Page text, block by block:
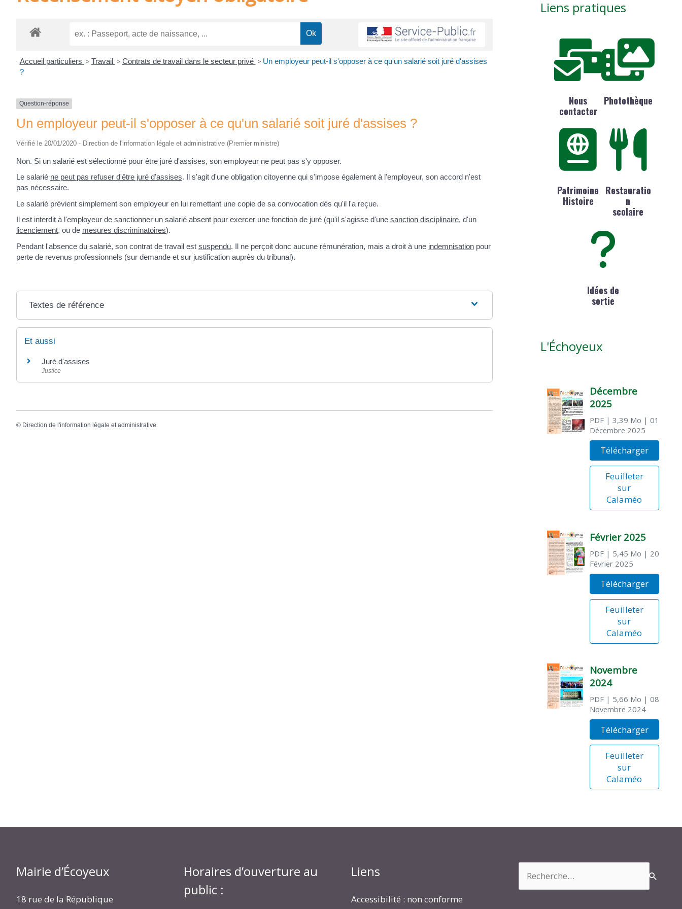
Accueil particuliers > Travail > Contrats de travail dans le secteur privé > Un employeur peut-il s'opposer à ce qu'un salarié soit juré d'assises
?
Question-réponse
Un employeur peut-il s'opposer à ce qu'un salarié soit juré d'assises ?
Vérifié le 20/01/2020 - Direction de l'information légale et administrative (Premier ministre)
Non. Si un salarié est sélectionné pour être juré d'assises, son employeur ne peut pas s'y opposer.
Le salarié ne peut pas refuser d'être juré d'assises. Il s'agit d'une obligation citoyenne qui s'impose également à l'employeur, son accord n'est
pas nécessaire.
Le salarié prévient simplement son employeur en lui remettant une copie de sa convocation dès qu'il l'a reçue.
Il est interdit à l'employeur de sanctionner un salarié absent pour exercer une fonction de juré (qu'il s'agisse d'une sanction disciplinaire, d'un
licenciement, ou de mesures discriminatoires).
Pendant l'absence du salarié, son contrat de travail est suspendu. Il ne perçoit donc aucune rémunération, mais a droit à une indemnisation pour
perte de revenus professionnels (sur demande et sur justification auprès du tribunal).
Textes de référence
Et aussi
Juré d'assises
Justice
© Direction de l'information légale et administrative
Liens pratiques
Nous
contacter
Photothèque
Patrimoine
Histoire
Restauratio
n
scolaire
Idées de
sortie
L'Échoyeux
Décembre
2025
PDF| 3,39 Mo | 01
Décembre 2025
Télécharger
Feuilleter
sur
Calaméo
Février 2025
PDF| 5,45 Mo | 20
Février 2025
Télécharger
Feuilleter
sur
Calaméo
Novembre
2024
PDF| 5,66 Mo | 08
Novembre 2024
Télécharger
Feuilleter
sur
Calaméo
Mairie d’Écoyeux
18 rue de la République
Horaires d’ouverture au
public :
Liens
Accessibilité : non conforme